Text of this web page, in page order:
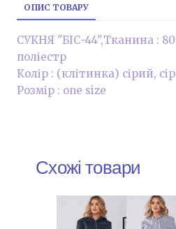
ОПИС ТОВАРУ
СУКНЯ "БІС-44",Тканина :
поліестр
Колір : (клітинка) сірий,
Розмір : one size
Схожі товари